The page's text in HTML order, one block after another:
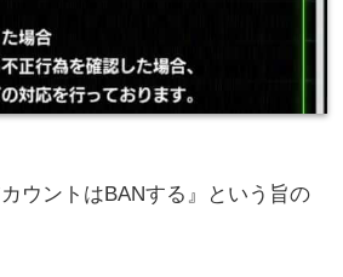
ウントはBANする』という旨の